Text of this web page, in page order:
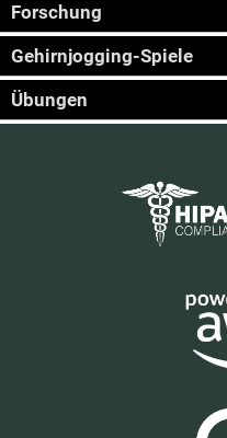
Forschung
Gehirnjogging-Spiele
Übungen